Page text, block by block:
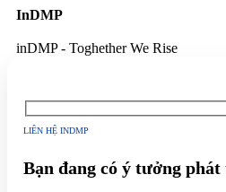
InDMP
inDMP - Toghether We Rise
LIÊN HỆ INDMP
Bạn đang có ý tưởng